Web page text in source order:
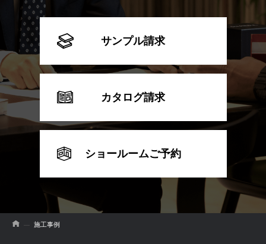
サンプル請求
カタログ請求
ショールームご予約
施工事例